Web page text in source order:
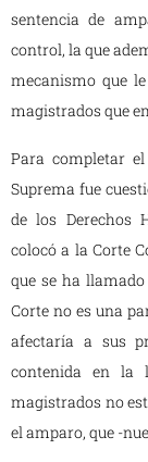
sentencia de
control, la que
mecanismo que
magistrados que
Para completar
Suprema fue
de los Derechos
colocó a la Corte
que se ha llamado
Corte no es una
afectaría a sus
contenida en la
magistrados no
el amparo, que -